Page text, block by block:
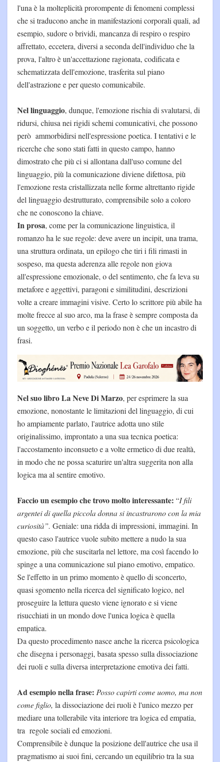
l'una è la molteplicità prorompente di fenomeni complessi
che si traducono anche in manifestazioni corporali quali, ad
esempio, sudore o brividi, mancanza di respiro o respiro
affrettato, eccetera, diversi a seconda dell'individuo che la
prova, l'altro è un'accettazione ragionata, codificata e
schematizzata dell'emozione, trasferita sul piano
dell'astrazione e per questo comunicabile.
Nel linguaggio, dunque, l'emozione rischia di svalutarsi, di
ridursi, chiusa nei rigidi schemi comunicativi, che possono
però ammorbidirsi nell'espressione poetica. I tentativi e le
ricerche che sono stati fatti in questo campo, hanno
dimostrato che più ci si allontana dall'uso comune del
linguaggio, più la comunicazione diviene difettosa, più
l'emozione resta cristallizzata nelle forme altrettanto rigide
del linguaggio destrutturato, comprensibile solo a coloro
che ne conoscono la chiave.
In prosa, come per la comunicazione linguistica, il
romanzo ha le sue regole: deve avere un incipit, una trama,
una struttura ordinata, un epilogo che tiri i fili rimasti in
sospeso, ma questa aderenza alle regole non giova
all'espressione emozionale, o del sentimento, che fa leva su
metafore e aggettivi, paragoni e similitudini, descrizioni
volte a creare immagini visive. Certo lo scrittore più abile ha
molte frecce al suo arco, ma la frase è sempre composta da
un soggetto, un verbo e il periodo non è che un incastro di
frasi.
Nel suo libro La Neve Di Marzo, per esprimere la sua
emozione, nonostante le limitazioni del linguaggio, di cui
ho ampiamente parlato, l'autrice adotta uno stile
originalissimo, improntato a una sua tecnica poetica:
l'accostamento inconsueto e a volte ermetico di due realtà,
in modo che ne possa scaturire un'altra suggerita non alla
logica ma al sentire emotivo.
Faccio un esempio che trovo molto interessante: “I fili
argentei di quella piccola donna si incastrarono con la mia
curiosità”. Geniale: una ridda di impressioni, immagini. In
questo caso l'autrice vuole subito mettere a nudo la sua
emozione, più che suscitarla nel lettore, ma così facendo lo
spinge a una comunicazione sul piano emotivo, empatico.
Se l'effetto in un primo momento è quello di sconcerto,
quasi sgomento nella ricerca del significato logico, nel
proseguire la lettura questo viene ignorato e si viene
risucchiati in un mondo dove l'unica logica è quella
empatica.
Da questo procedimento nasce anche la ricerca psicologica
che disegna i personaggi, basata spesso sulla dissociazione
dei ruoli e sulla diversa interpretazione emotiva dei fatti.
Ad esempio nella frase: Posso capirti come uomo, ma non
come figlio, la dissociazione dei ruoli è l'unico mezzo per
mediare una tollerabile vita interiore tra logica ed empatia,
tra regole sociali ed emozioni.
Comprensibile è dunque la posizione dell'autrice che usa il
pragmatismo ai suoi fini, cercando un equilibrio tra la sua